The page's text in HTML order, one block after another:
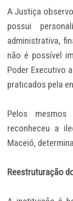
A Justiça
possui
administrativa,
não é possível
Poder Executivo
praticados pela
Pelos
reconheceu a
Maceió,
Reestruturação